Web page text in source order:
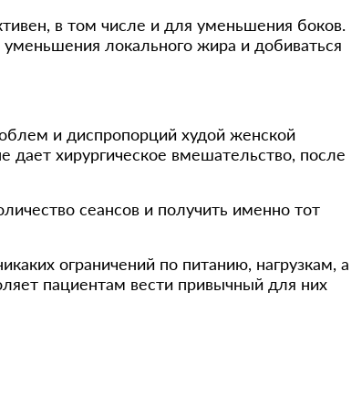
в том числе и для уменьшения боков.
локального жира и добиваться
и диспропорций худой женской
хирургическое вмешательство, после
сеансов и получить именно тот
ограничений по питанию, нагрузкам, а
пациентам вести привычный для них